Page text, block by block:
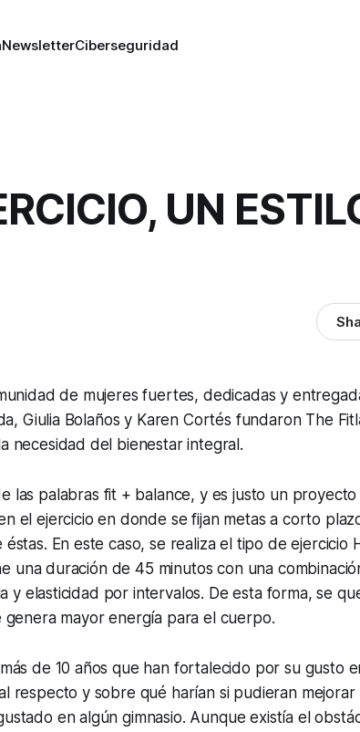
NewsletterCiberseguridad
UN
de mujeres fuertes, dedicadas y
Giulia Bolaños y Karen Cortés fundaron The
necesidad del bienestar integral.
las palabras fit + balance, y es justo un
el ejercicio en donde se fijan metas a corto
En este caso, se realiza el tipo de ejercicio
una duración de 45 minutos con una
y elasticidad por intervalos. De esta forma, se
genera mayor energía para el cuerpo.
de 10 años que han fortalecido por su gusto
respecto y sobre qué harían si pudieran mejorar
en algún gimnasio. Aunque existía el